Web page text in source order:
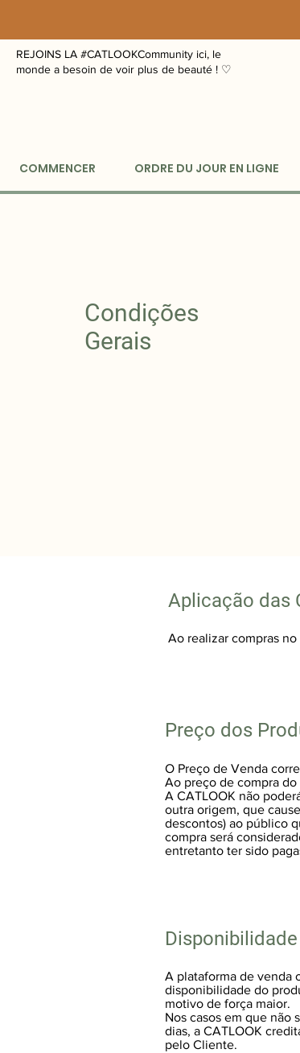
REJOINS LA #CATLOOKCommunity ici, le
monde a besoin de voir plus de beauté ! ♡
Condições
Gerais
COMMENCER ORDRE DU JOUR EN LIGNE
Aplicação das
Ao realizar compras no
Preço dos
O Preço de Venda
Ao preço de compra
A CATLOOK não
outra origem, que
descontos) ao público
compra será
entretanto ter sido
A plataforma de venda
disponibilidade do
motivo de força maior.
Nos casos em que não
dias, a CATLOOK
pelo Cliente.